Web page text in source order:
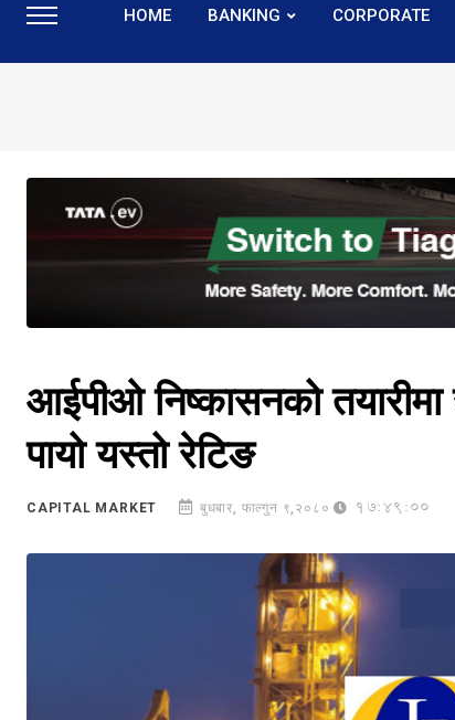
HOME BANKING CORPORATE
आईपीओ निष्कासनको
पायो यस्तो रेटिङ
CAPITAL MARKET बुधबार, फाल्गुन ९,२०८० 17:49:00